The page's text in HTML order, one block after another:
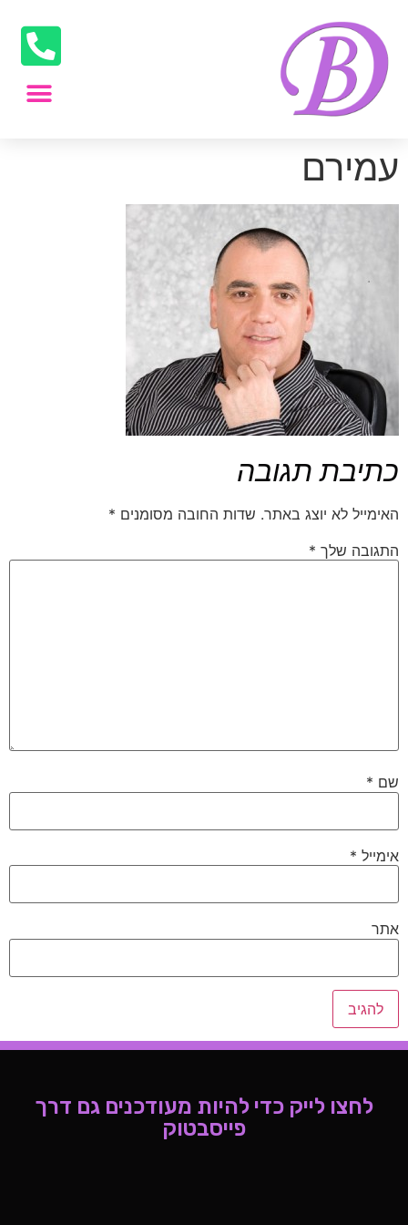
עמירם
כתיבת תגובה
האימייל לא יוצג באתר. שדות החובה מסומנים *
התגובה שלך *
שם *
אימייל *
אתר
לחצו לייק כדי להיות מעודכנים גם דרך
פייסבטוק